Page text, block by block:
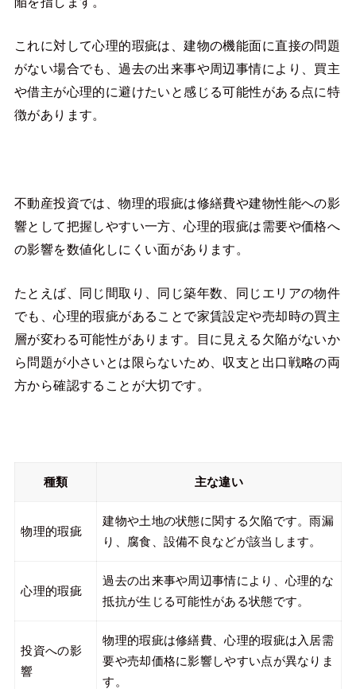
これに対して心理的瑕疵は、建物の機能面に直接の問題
がない場合でも、過去の出来事や周辺事情により、買主
や借主が心理的に避けたいと感じる可能性がある点に特
徴があります。
不動産投資では、物理的瑕疵は修繕費や建物性能への影
響として把握しやすい一方、心理的瑕疵は需要や価格へ
の影響を数値化しにくい面があります。
たとえば、同じ間取り、同じ築年数、同じエリアの物件
でも、心理的瑕疵があることで家賃設定や売却時の買主
層が変わる可能性があります。目に見える欠陥がないか
ら問題が小さいとは限らないため、収支と出口戦略の両
方から確認することが大切です。
種類 主な違い
物理的瑕疵
建物や土地の状態に関する欠陥です。雨漏
り、腐食、設備不良などが該当します。
心理的瑕疵
過去の出来事や周辺事情により、心理的な
抵抗が生じる可能性がある状態です。
投資への影
響
物理的瑕疵は修繕費、心理的瑕疵は入居需
要や売却価格に影響しやすい点が異なりま
す。